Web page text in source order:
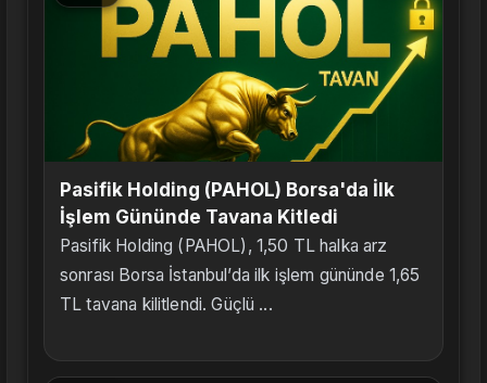
Pasifik Holding (PAHOL) Borsa'da İlk
İşlem Gününde Tavana Kitledi
Pasifik Holding (PAHOL), 1,50 TL halka arz
sonrası Borsa İstanbul’da ilk işlem gününde 1,65
TL tavana kilitlendi. Güçlü ...